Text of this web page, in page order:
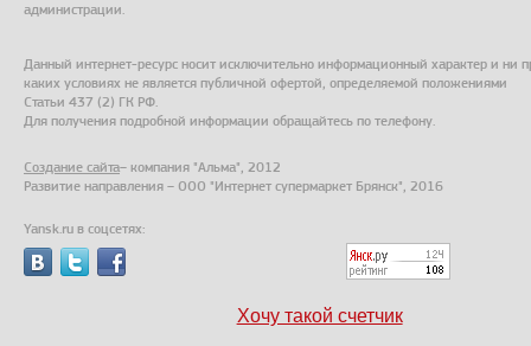
администрации.
Данный интернет-ресурс носит исключительно информационный характер и ни
каких условиях не является публичной офертой, определяемой положениями
Статьи 437 (2) ГК РФ.
Для получения подробной информации обращайтесь по телефону.
Создание сайта– компания "Альма", 2012
Развитие направления – ООО "Интернет супермаркет Брянск", 2016
Yansk.ru в соцсетях:
Хочу такой счетчик